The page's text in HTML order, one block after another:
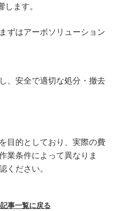
します。
ずはアーボソリューション
、安全で適切な処分・撤去
目的としており、実際の費
業条件によって異なりま
ください。
事一覧に戻る